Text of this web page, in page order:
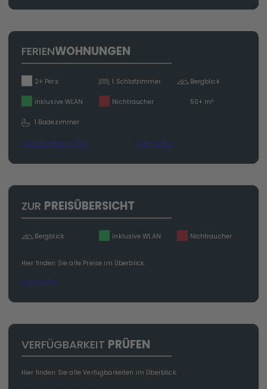
FERIENWOHNUNGEN
2+ Pers. 1 Schlafzimmer Bergblick
inklusive WLAN Nichtraucher 50+ m2
1 Badezimmer
Verfübarkeit prüfen Mehr Infos
ZUR PREISÜBERSICHT
Bergblick inklusive WLAN Nichtraucher
Hier finden Sie alle Preise im Überblick.
Mehr Infos
VERFÜGBARKEIT PRÜFEN
Hier finden Sie alle Verfügbarkeiten im Überblick.